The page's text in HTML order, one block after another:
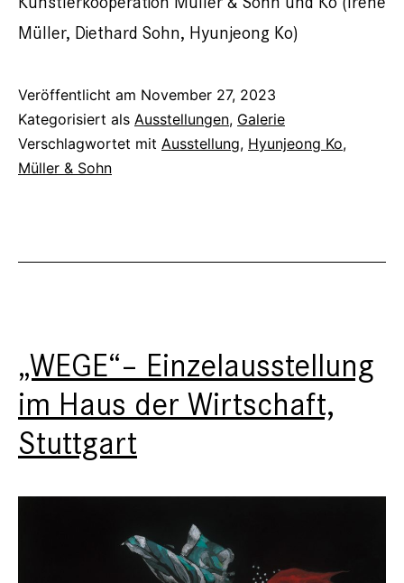
Müller, Diethard Sohn, Hyunjeong Ko)
Veröffentlicht am November 27, 2023
Kategorisiert als Ausstellungen, Galerie
Verschlagwortet mit Ausstellung, Hyunjeong Ko,
Müller & Sohn
„WEGE“– Einzelausstellung
im Haus der Wirtschaft,
Stuttgart